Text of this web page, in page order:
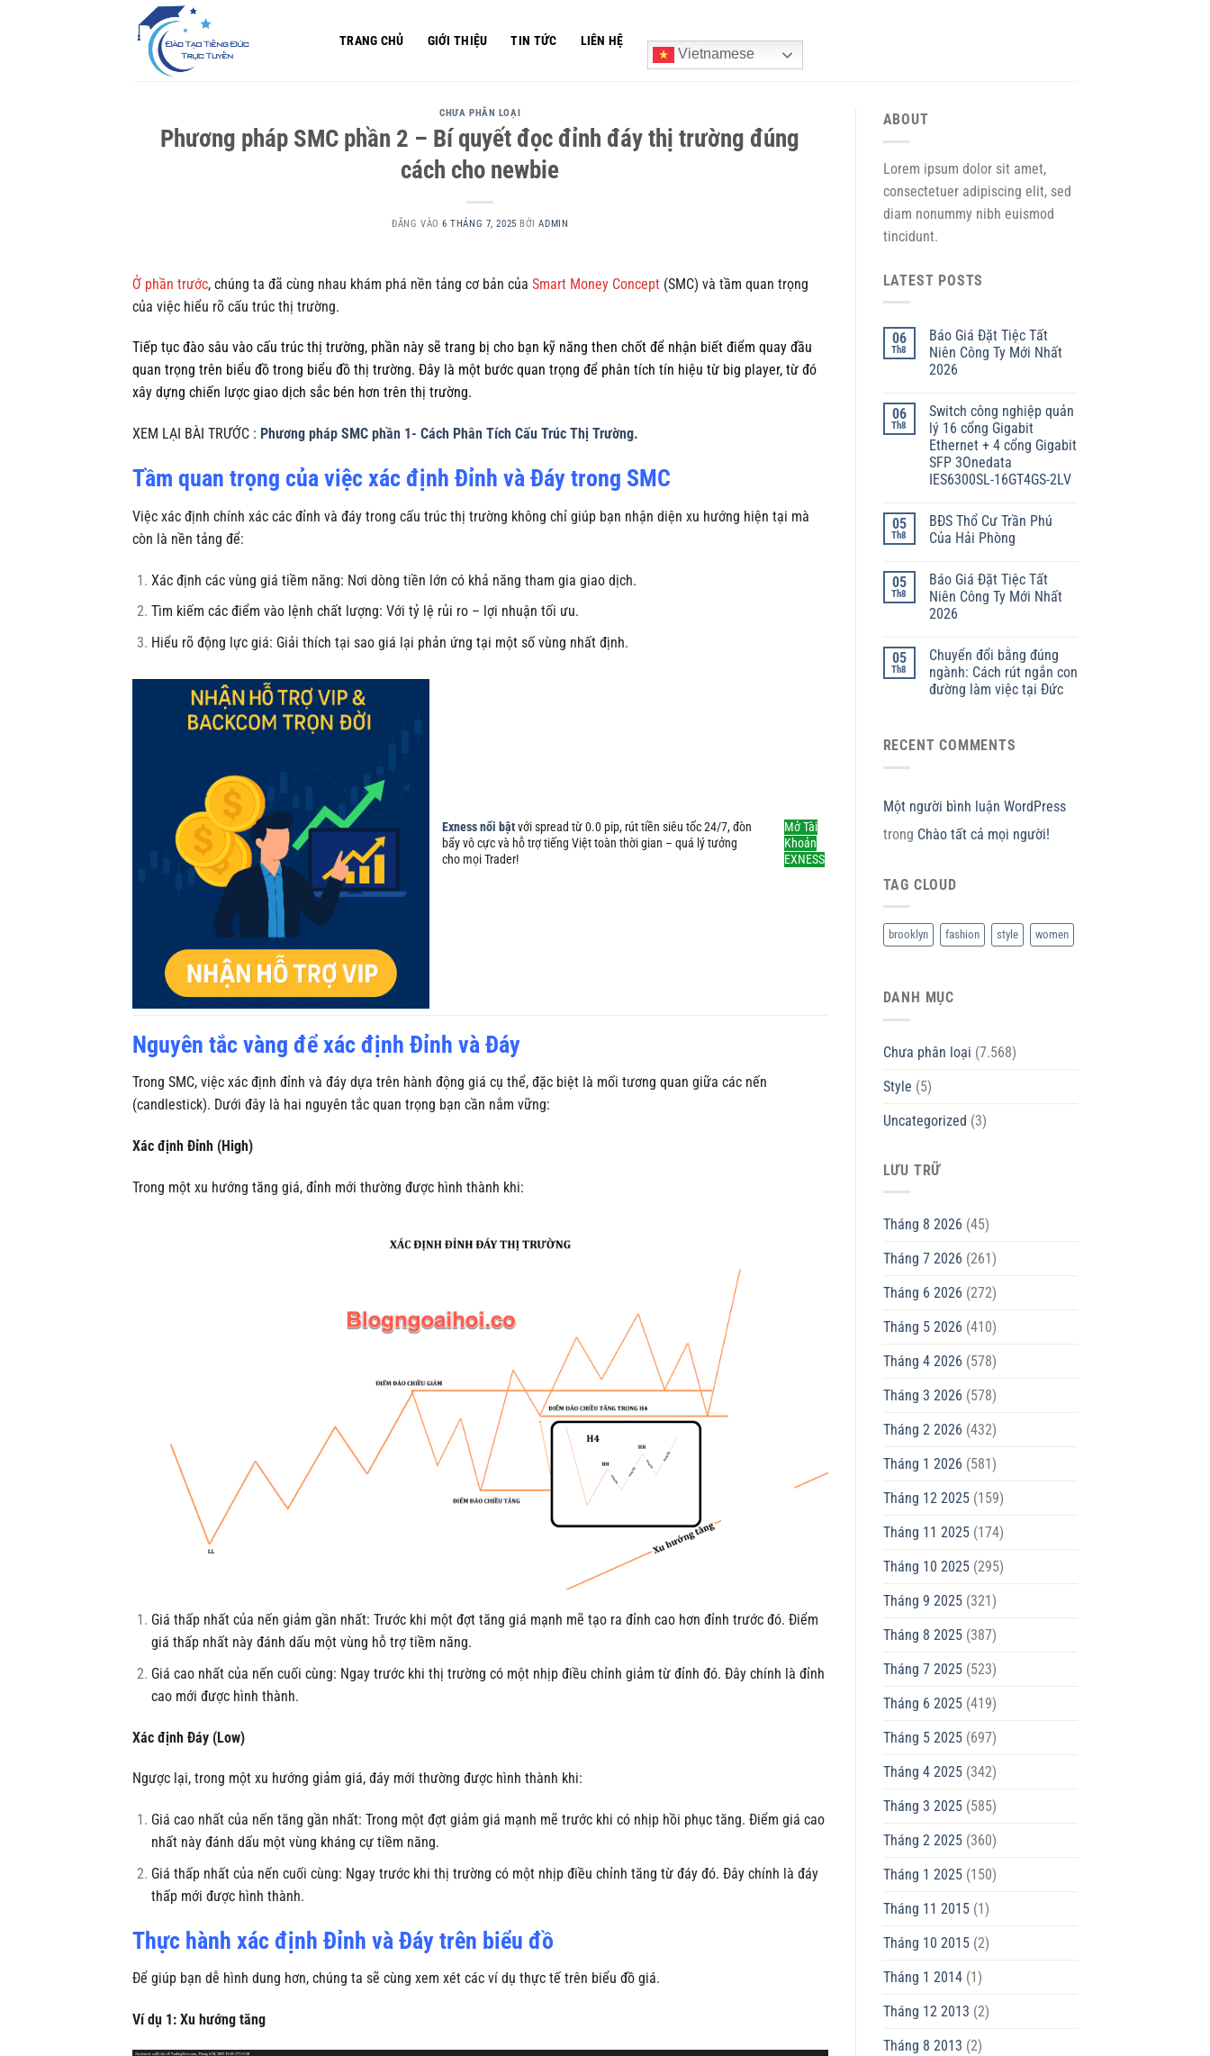
TRANG CHỦ GIỚI THIỆU TIN TỨC
LIÊN HỆ
Vietnamese
CHƯA PHÂN LOẠI
Phương pháp SMC phần 2 – Bí quyết đọc đỉnh đáy thị trường đúng
cách cho newbie
ĐĂNG VÀO6 THÁNG 7, 2025 BỞIADMIN
Ở phần trước, chúng ta đã cùng nhau khám phá nền tảng cơ bản của Smart Money Concept (SMC) và tầm quan trọng
của việc hiểu rõ cấu trúc thị trường.
Tiếp tục đào sâu vào cấu trúc thị trường, phần này sẽ trang bị cho bạn kỹ năng then chốt để nhận biết điểm quay đầu
quan trọng trên biểu đồ trong biểu đồ thị trường. Đây là một bước quan trọng để phân tích tín hiệu từ big player, từ đó
xây dựng chiến lược giao dịch sắc bén hơn trên thị trường.
XEM LẠI BÀI TRƯỚC : Phương pháp SMC phần 1- Cách Phân Tích Cấu Trúc Thị Trường.
Tầm quan trọng của việc xác định Đỉnh và Đáy trong SMC
Việc xác định chính xác các đỉnh và đáy trong cấu trúc thị trường không chỉ giúp bạn nhận diện xu hướng hiện tại mà
còn là nền tảng để:
Xác định các vùng giá tiềm năng: Nơi dòng tiền lớn có khả năng tham gia giao dịch.
Tìm kiếm các điểm vào lệnh chất lượng: Với tỷ lệ rủi ro – lợi nhuận tối ưu.
Hiểu rõ động lực giá: Giải thích tại sao giá lại phản ứng tại một số vùng nhất định.
Exness nổi bậtvới spread từ 0.0 pip, rút tiền siêu tốc 24/7, đòn
bẩy vô cực và hỗ trợ tiếng Việt toàn thời gian – quá lý tưởng
cho mọi Trader!
Mở Tài
Khoản
EXNESS
Nguyên tắc vàng để xác định Đỉnh và Đáy
Trong SMC, việc xác định đỉnh và đáy dựa trên hành động giá cụ thể, đặc biệt là mối tương quan giữa các nến
(candlestick). Dưới đây là hai nguyên tắc quan trọng bạn cần nắm vững:
Xác định Đỉnh (High)
Trong một xu hướng tăng giá, đỉnh mới thường được hình thành khi:
Giá thấp nhất của nến giảm gần nhất: Trước khi một đợt tăng giá mạnh mẽ tạo ra đỉnh cao hơn đỉnh trước đó. Điểm
giá thấp nhất này đánh dấu một vùng hỗ trợ tiềm năng.
Giá cao nhất của nến cuối cùng: Ngay trước khi thị trường có một nhịp điều chỉnh giảm từ đỉnh đó. Đây chính là đỉnh
cao mới được hình thành.
Xác định Đáy (Low)
Ngược lại, trong một xu hướng giảm giá, đáy mới thường được hình thành khi:
Giá cao nhất của nến tăng gần nhất: Trong một đợt giảm giá mạnh mẽ trước khi có nhịp hồi phục tăng. Điểm giá cao
nhất này đánh dấu một vùng kháng cự tiềm năng.
Giá thấp nhất của nến cuối cùng: Ngay trước khi thị trường có một nhịp điều chỉnh tăng từ đáy đó. Đây chính là đáy
thấp mới được hình thành.
Thực hành xác định Đỉnh và Đáy trên biểu đồ
Để giúp bạn dễ hình dung hơn, chúng ta sẽ cùng xem xét các ví dụ thực tế trên biểu đồ giá.
Ví dụ 1: Xu hướng tăng
ABOUT
Lorem ipsum dolor sit amet,
consectetuer adipiscing elit, sed
diam nonummy nibh euismod
tincidunt.
LATEST POSTS
06
Th8
Báo Giá Đặt Tiệc Tất
Niên Công Ty Mới Nhất
2026
06
Th8
Switch công nghiệp quản
lý 16 cổng Gigabit
Ethernet + 4 cổng Gigabit
SFP 3Onedata
IES6300SL-16GT4GS-2LV
05
Th8
BĐS Thổ Cư Trần Phú
Của Hải Phòng
05
Th8
Báo Giá Đặt Tiệc Tất
Niên Công Ty Mới Nhất
2026
05
Th8
Chuyển đổi bằng đúng
ngành: Cách rút ngắn con
đường làm việc tại Đức
RECENT COMMENTS
Một người bình luận WordPress
trong Chào tất cả mọi người!
TAG CLOUD
brooklyn fashion style women
DANH MỤC
Chưa phân loại (7.568)
Style (5)
Uncategorized (3)
LƯU TRỮ
Tháng 8 2026 (45)
Tháng 7 2026 (261)
Tháng 6 2026 (272)
Tháng 5 2026 (410)
Tháng 4 2026 (578)
Tháng 3 2026 (578)
Tháng 2 2026 (432)
Tháng 1 2026 (581)
Tháng 12 2025(159)
Tháng 11 2025(174)
Tháng 10 2025(295)
Tháng 9 2025(321)
Tháng 8 2025(387)
Tháng 7 2025(523)
Tháng 6 2025(419)
Tháng 5 2025(697)
Tháng 4 2025(342)
Tháng 3 2025(585)
Tháng 2 2025(360)
Tháng 1 2025(150)
Tháng 11 2015(1)
Tháng 10 2015(2)
Tháng 1 2014(1)
Tháng 12 2013 (2)
Tháng 8 2013 (2)